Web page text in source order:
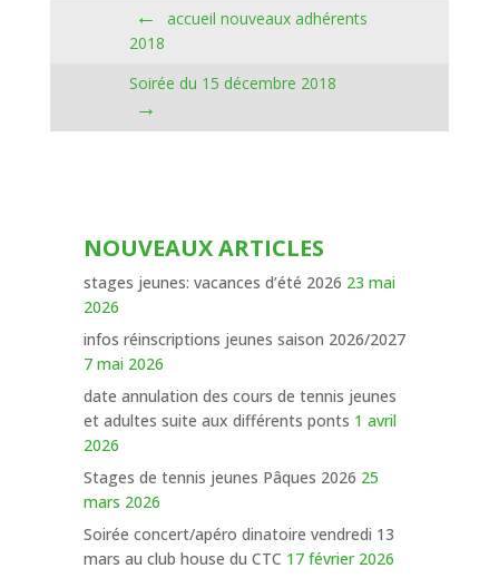
←
accueil nouveaux adhérents
2018
Soirée du 15 décembre 2018
→
NOUVEAUX ARTICLES
stages jeunes: vacances d’été 2026 23 mai
2026
infos réinscriptions jeunes saison 2026/2027
7 mai 2026
date annulation des cours de tennis jeunes
et adultes suite aux différents ponts 1 avril
2026
Stages de tennis jeunes Pâques 2026 25
mars 2026
Soirée concert/apéro dinatoire vendredi 13
mars au club house du CTC 17 février 2026